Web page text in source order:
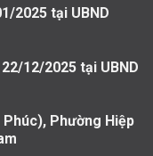
2025 tại UBND
12/2025 tại UBND
Phường Hiệp